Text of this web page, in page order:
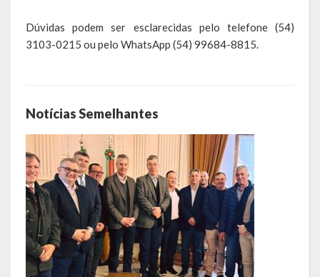
Licitações
SIC
Contratos
Concurso Público
Processo Seletivo
Carta de Serviços
Dúvidas podem ser esclarecidas pelo telefone (54)
3103-0215 ou pelo WhatsApp (54) 99684-8815.
Notícias Semelhantes